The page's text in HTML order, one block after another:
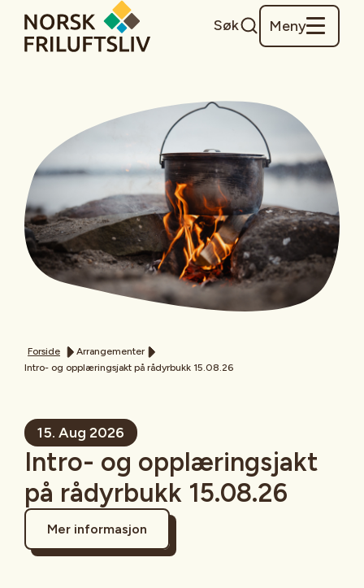
Søk Meny
Forside
Arrangementer
Intro- og opplæringsjakt på rådyrbukk 15.08.26
15. Aug 2026
Intro- og opplæringsjakt
på rådyrbukk 15.08.26
Mer informasjon